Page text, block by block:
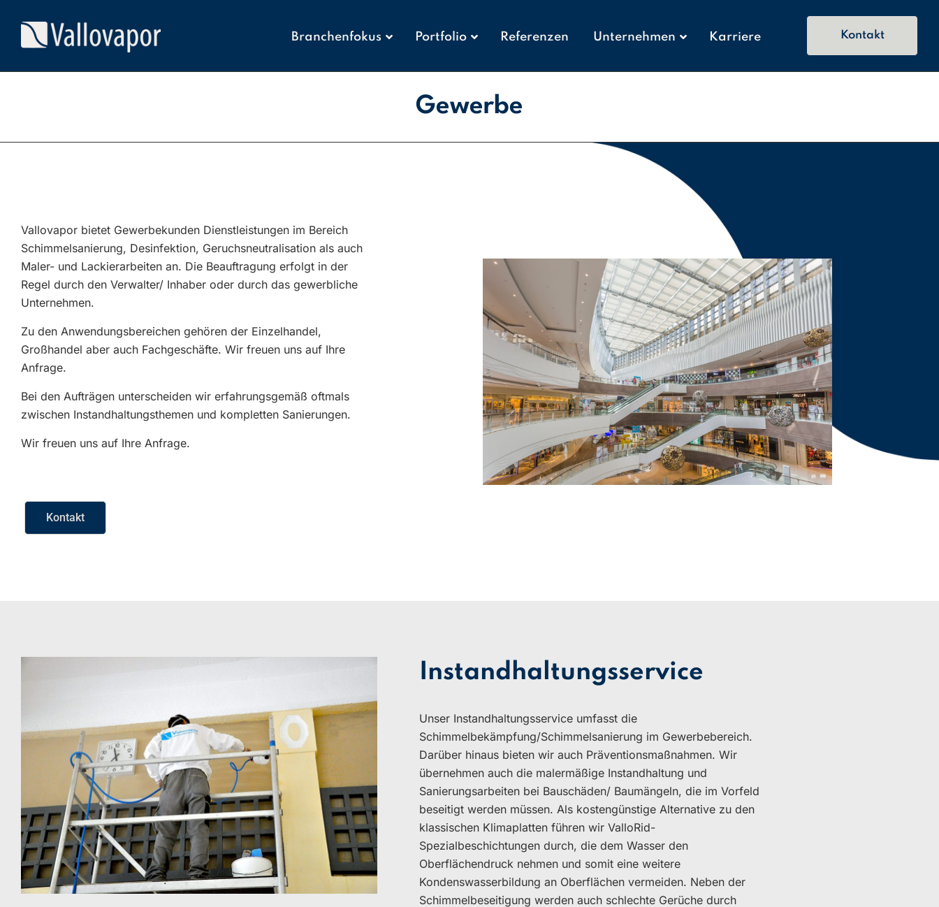
Branchenfokus Portfolio Referenzen Unternehmen Karriere Kontakt
Gewerbe
Vallovapor bietet Gewerbekunden Dienstleistungen im Bereich
Schimmelsanierung, Desinfektion, Geruchsneutralisation als auch
Maler- und Lackierarbeiten an. Die Beauftragung erfolgt in der
Regel durch den Verwalter/ Inhaber oder durch das gewerbliche
Unternehmen.
Zu den Anwendungsbereichen gehören der Einzelhandel,
Großhandel aber auch Fachgeschäfte. Wir freuen uns auf Ihre
Anfrage.
Bei den Aufträgen unterscheiden wir erfahrungsgemäß oftmals
zwischen Instandhaltungsthemen und kompletten Sanierungen.
Wir freuen uns auf Ihre Anfrage.
Kontakt
Instandhaltungsservice
Unser Instandhaltungsservice umfasst die
Schimmelbekämpfung/Schimmelsanierung im Gewerbebereich.
Darüber hinaus bieten wir auch Präventionsmaßnahmen. Wir
übernehmen auch die malermäßige Instandhaltung und
Sanierungsarbeiten bei Bauschäden/ Baumängeln, die im Vorfeld
beseitigt werden müssen. Als kostengünstige Alternative zu den
klassischen Klimaplatten führen wir ValloRid-
Spezialbeschichtungen durch, die dem Wasser den
Oberflächendruck nehmen und somit eine weitere
Kondenswasserbildung an Oberflächen vermeiden. Neben der
Schimmelbeseitigung werden auch schlechte Gerüche durch